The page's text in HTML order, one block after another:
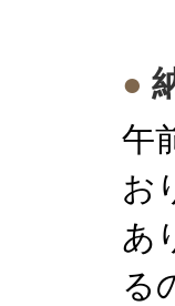
午
お
あ
る